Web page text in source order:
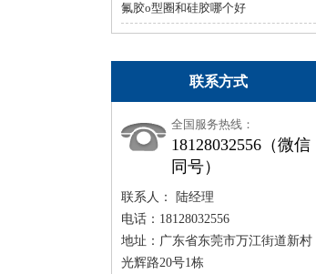
氟胶o型圈和硅胶哪个好
联系方式
全国服务热线：
18128032556（微信
同号）
联系人： 陆经理
电话：18128032556
地址：广东省东莞市万江街道新村
光辉路20号1栋